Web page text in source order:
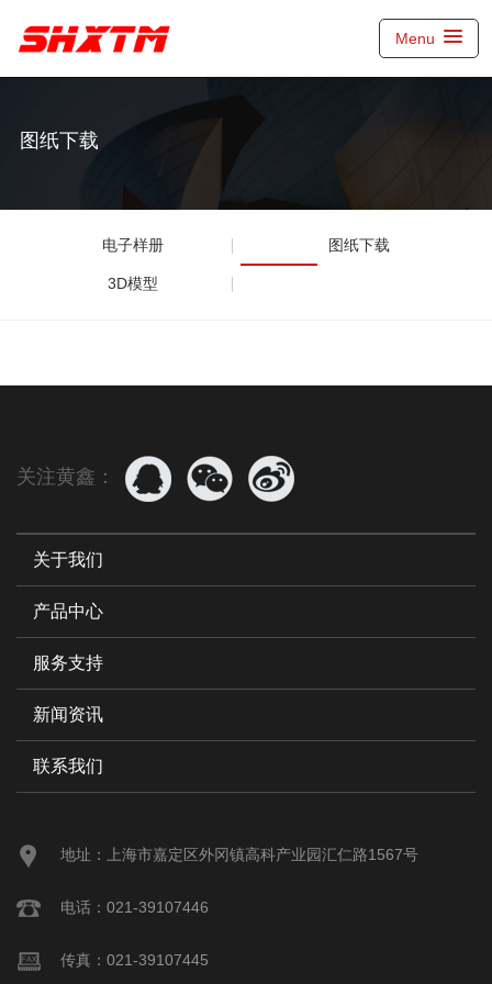
Menu
图纸下载
电子样册 图纸下载
3D模型
关注黄鑫：
关于我们
产品中心
服务支持
新闻资讯
联系我们
地址：上海市嘉定区外冈镇高科产业园汇仁路1567号
电话：021-39107446
传真：021-39107445